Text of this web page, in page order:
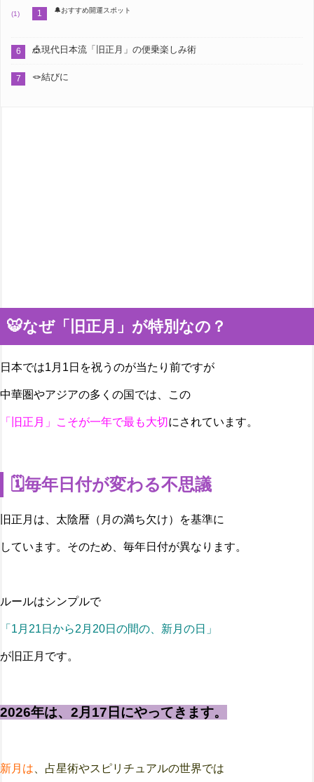
🔔おすすめ開運スポット
🎪現代日本流「旧正月」の便乗楽しみ術
🪢結びに
🐯なぜ「旧正月」が特別なの？
日本では1月1日を祝うのが当たり前ですが
中華圏やアジアの多くの国では、この
「旧正月」こそが一年で最も大切にされています。
🗓️毎年日付が変わる不思議
旧正月は、太陰暦（月の満ち欠け）を基準に
しています。そのため、毎年日付が異なります。
ルールはシンプルで
「1月21日から2月20日の間の、新月の日」
が旧正月です。
2026年は、2月17日にやってきます。
新月は 、占星術やスピリチュアルの世界では